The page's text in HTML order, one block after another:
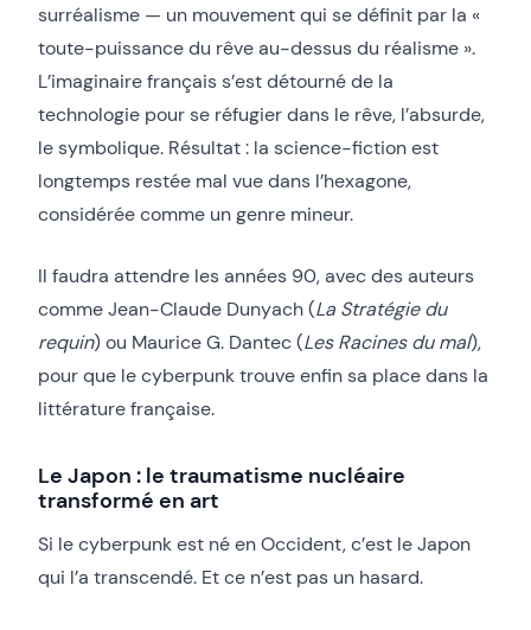
surréalisme — un mouvement qui se définit par la «
toute-puissance du rêve au-dessus du réalisme ».
L’imaginaire français s’est détourné de la
technologie pour se réfugier dans le rêve, l’absurde,
le symbolique. Résultat : la science-fiction est
longtemps restée mal vue dans l’hexagone,
considérée comme un genre mineur.
Il faudra attendre les années 90, avec des auteurs
comme Jean-Claude Dunyach (La Stratégie du
requin) ou Maurice G. Dantec (Les Racines du mal),
pour que le cyberpunk trouve enfin sa place dans la
littérature française.
Le Japon : le traumatisme nucléaire
transformé en art
Si le cyberpunk est né en Occident, c’est le Japon
qui l’a transcendé. Et ce n’est pas un hasard.